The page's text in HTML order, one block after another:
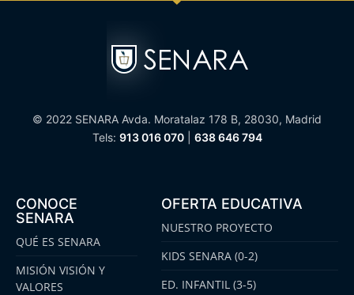
© 2022 SENARA Avda. Moratalaz 178 B, 28030, Madrid
Tels: 913 016 070| 638 646 794
CONOCE
SENARA
QUÉ ES SENARA
MISIÓN VISIÓN Y
VALORES
OFERTA EDUCATIVA
NUESTRO PROYECTO
KIDS SENARA (0-2)
ED. INFANTIL (3-5)